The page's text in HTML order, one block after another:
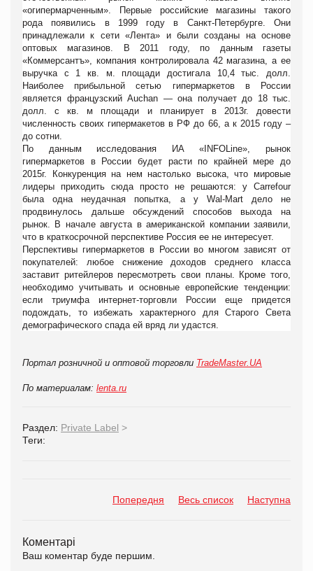
«огипермарченным». Первые российские магазины такого
рода появились в 1999 году в Санкт-Петербурге. Они
принадлежали к сети «Лента» и были созданы на основе
оптовых магазинов. В 2011 году, по данным газеты
«Коммерсантъ», компания контролировала 42 магазина, а ее
выручка с 1 кв. м. площади достигала 10,4 тыс. долл.
Наиболее прибыльной сетью гипермаркетов в России
является французский Auchan — она получает до 18 тыс.
долл. с кв. м площади и планирует в 2013г. довести
численность своих гипермакетов в РФ до 66, а к 2015 году –
до сотни.
По данным исследования ИА «INFOLine», рынок
гипермаркетов в России будет расти по крайней мере до
2015г. Конкуренция на нем настолько высока, что мировые
лидеры приходить сюда просто не решаются: у Carrefour
была
одна неудачная попытка, а у Wal-Mart дело не
продвинулось дальше обсуждений способов выхода на
рынок. В начале августа в американской компании заявили,
что в краткосрочной перспективе Россия ее не интересует.
Перспективы гипермаркетов в России во многом зависят от
покупателей: любое снижение доходов среднего класса
заставит ритейлеров пересмотреть свои планы. Кроме того,
необходимо учитывать и основные европейские тенденции:
если триумфа интернет-торговли России еще придется
подождать, то избежать характерного для Старого Света
демографического спада ей вряд ли удастся.
Портал розничной и оптовой торговли TradeMaster.UA
По материалам: lenta.ru
Раздел: Private Label >
Теги:
Попередня Весь список Наступна
Коментарі
Ваш коментар буде першим.